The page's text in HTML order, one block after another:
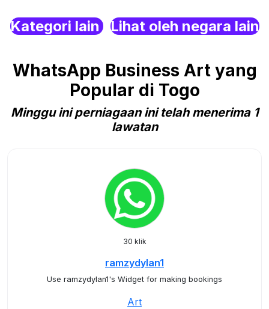
Kategori lain Lihat oleh negara lain
WhatsApp Business Art yang
Popular di Togo
Minggu ini perniagaan ini telah menerima 1
lawatan
30 klik
ramzydylan1
Use ramzydylan1's Widget for making bookings
Art